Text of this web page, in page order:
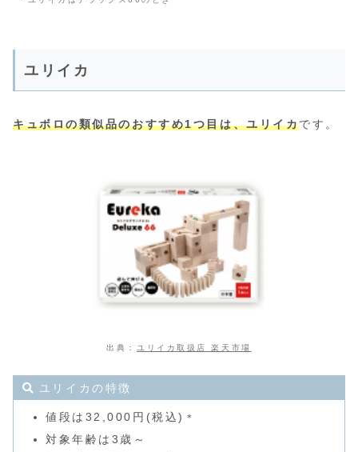
ユリイカ
キュボロの類似品のおすすめ1つ目は、ユリイカです。
出典： ユリイカ取扱店 楽天市場
ユリイカの特徴
値段は32,000円(税込) ＊
対象年齢は3歳～